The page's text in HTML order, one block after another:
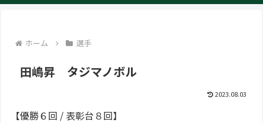
ホーム 選手
田嶋昇 タジマノボル
2023.08.03
【優勝６回 / 表彰台８回】